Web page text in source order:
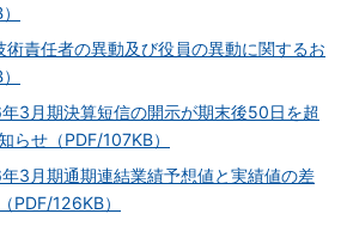
料
責任者の異動及び役員の異動に関するお
月期決算短信の開示が期末後50日を超
らせ（PDF/107KB）
月期通期連結業績予想値と実績値の差
PDF/126KB）